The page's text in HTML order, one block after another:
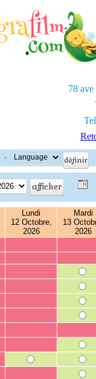
78 ave
·
Lundi
12 Octobre,
2026
Mardi
13
2026